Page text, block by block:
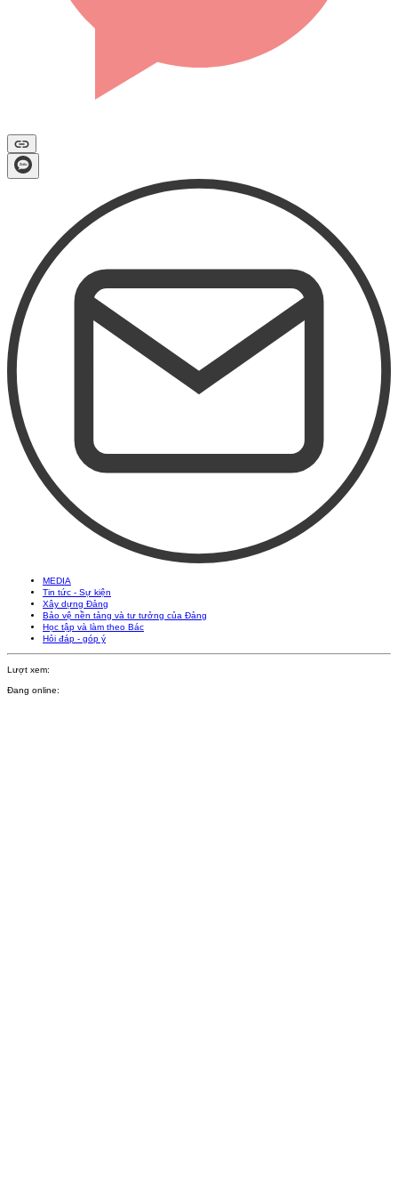
MEDIA
Tin tức - Sự kiện
Xây dựng Đảng
Bảo vệ nền tảng và tư tưởng của Đảng
Học tập và làm theo Bác
Hỏi đáp - góp ý
Lượt xem:
Đang online: